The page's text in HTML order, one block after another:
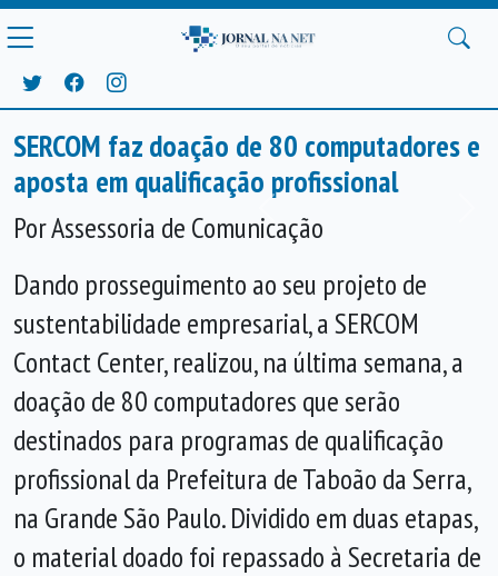
SERCOM faz doação de 80 computadores e
aposta em qualificação profissional
Anterior
Por Assessoria de Comunicação
Dando prosseguimento ao seu projeto de
sustentabilidade empresarial, a SERCOM
Contact Center, realizou, na última semana, a
doação de 80 computadores que serão
destinados para programas de qualificação
profissional da Prefeitura de Taboão da Serra,
na Grande São Paulo. Dividido em duas etapas,
o material doado foi repassado à Secretaria de